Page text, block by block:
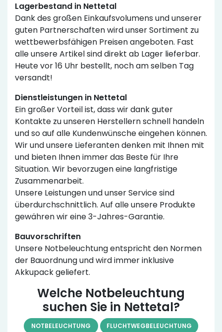
Lagerbestand in Nettetal
Dank des großen Einkaufsvolumens und unserer
guten Partnerschaften wird unser Sortiment zu
wettbewerbsfähigen Preisen angeboten. Fast
alle unsere Artikel sind direkt ab Lager lieferbar.
Heute vor 16 Uhr bestellt, noch am selben Tag
versandt!
Dienstleistungen in Nettetal
Ein großer Vorteil ist, dass wir dank guter
Kontakte zu unseren Herstellern schnell handeln
und so auf alle Kundenwünsche eingehen können.
Wir und unsere Lieferanten denken mit Ihnen mit
und bieten Ihnen immer das Beste für Ihre
Situation. Wir bevorzugen eine langfristige
Zusammenarbeit.
Unsere Leistungen und unser Service sind
überdurchschnittlich. Auf alle unsere Produkte
gewähren wir eine 3-Jahres-Garantie.
Bauvorschriften
Unsere Notbeleuchtung entspricht den Normen
der Bauordnung und wird immer inklusive
Akkupack geliefert.
Welche Notbeleuchtung
suchen Sie in Nettetal?
NOTBELEUCHTUNG FLUCHTWEGBELEUCHTUNG